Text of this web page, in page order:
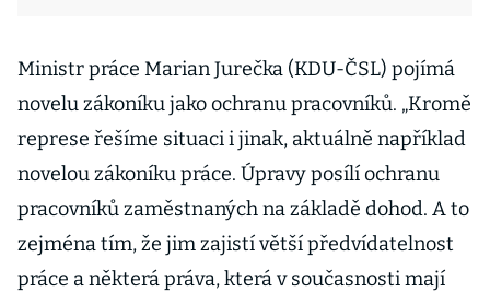
Ministr práce Marian Jurečka (KDU-ČSL) pojímá
novelu zákoníku jako ochranu pracovníků. „Kromě
represe řešíme situaci i jinak, aktuálně například
novelou zákoníku práce. Úpravy posílí ochranu
pracovníků zaměstnaných na základě dohod. A to
zejména tím, že jim zajistí větší předvídatelnost
práce a některá práva, která v současnosti mají